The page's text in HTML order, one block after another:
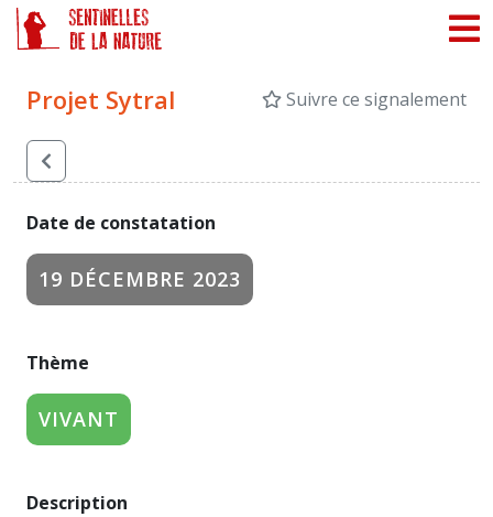
Projet Sytral Suivre ce signalement
Date de constatation
19 DÉCEMBRE 2023
Thème
VIVANT
Description
Panneau de gestion des cookies